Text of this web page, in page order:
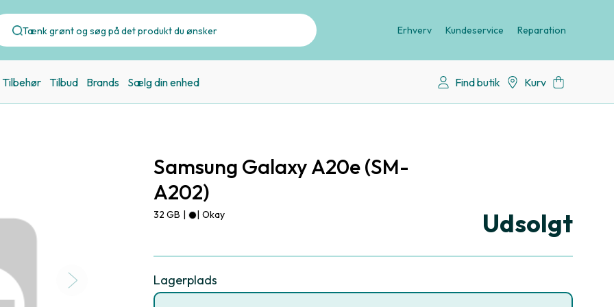
Erhverv Kundeservice Reparation
Tilbehør Tilbud Brands Sælg din enhed Find butik Kurv
Samsung Galaxy A20e (SM-
A202)
32 GB | | Okay Udsolgt
Lagerplads